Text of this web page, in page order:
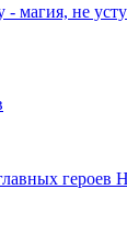
- магия, не
героев